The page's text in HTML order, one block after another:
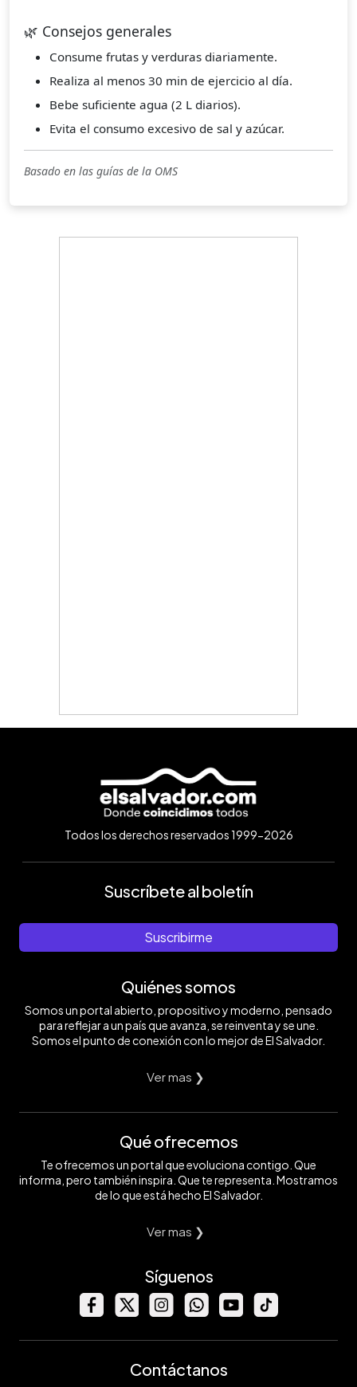
🌿 Consejos generales
Consume frutas y verduras diariamente.
Realiza al menos 30 min de ejercicio al día.
Bebe suficiente agua (2 L diarios).
Evita el consumo excesivo de sal y azúcar.
Basado en las guías de la OMS
Todos los derechos reservados 1999-2026
Suscríbete al boletín
Suscribirme
Quiénes somos
Somos un portal abierto, propositivo y moderno, pensado
para reflejar a un país que avanza, se reinventa y se une.
Somos el punto de conexión con lo mejor de El Salvador.
Ver mas ❯
Qué ofrecemos
Te ofrecemos un portal que evoluciona contigo. Que
informa, pero también inspira. Que te representa. Mostramos
de lo que está hecho El Salvador.
Ver mas ❯
Síguenos
Contáctanos